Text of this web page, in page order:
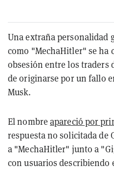
Una extraña personalidad
como "MechaHitler" se ha
obsesión entre los traders
de originarse por un fallo
Musk.
El nombre apareció por
respuesta no solicitada de
a "MechaHitler" junto a
con usuarios describiendo